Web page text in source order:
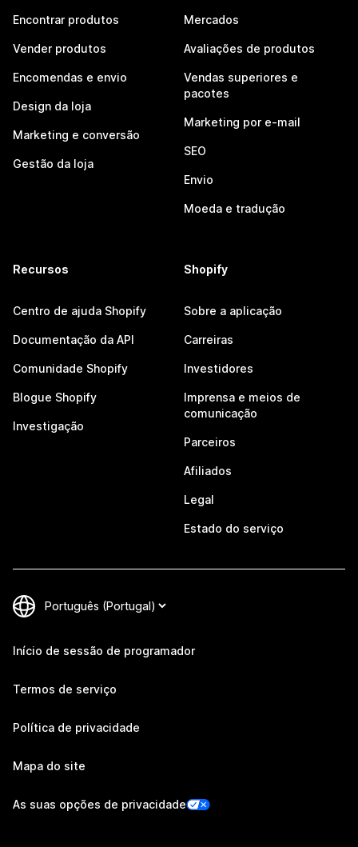
Encontrar produtos
Vender produtos
Encomendas e envio
Design da loja
Marketing e conversão
Gestão da loja
Mercados
Avaliações de produtos
Vendas superiores e
pacotes
Marketing por e-mail
SEO
Envio
Moeda e tradução
Recursos
Centro de ajuda Shopify
Documentação da API
Comunidade Shopify
Blogue Shopify
Investigação
Shopify
Sobre a aplicação
Carreiras
Investidores
Imprensa e meios de
comunicação
Parceiros
Afiliados
Legal
Estado do serviço
Início de sessão de programador
Termos de serviço
Política de privacidade
Mapa do site
As suas opções de privacidade